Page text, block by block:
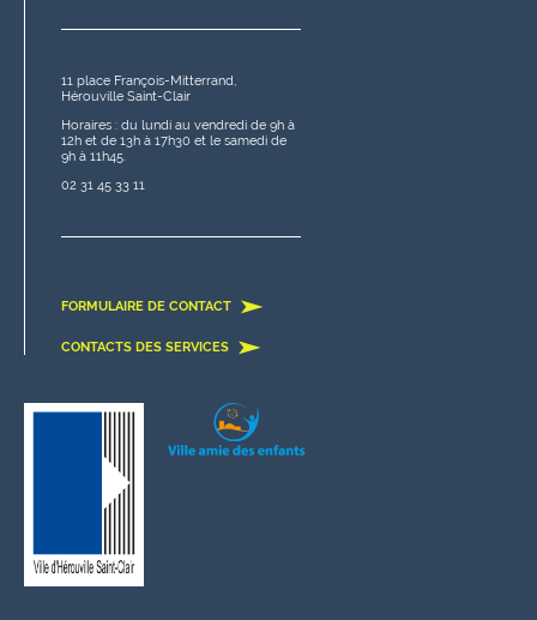
11 place François-Mitterrand,
Hérouville Saint-Clair
Horaires : du lundi au vendredi de 9h à
12h et de 13h à 17h30 et le samedi de
9h à 11h45.
02 31 45 33 11
FORMULAIRE DE CONTACT
CONTACTS DES SERVICES